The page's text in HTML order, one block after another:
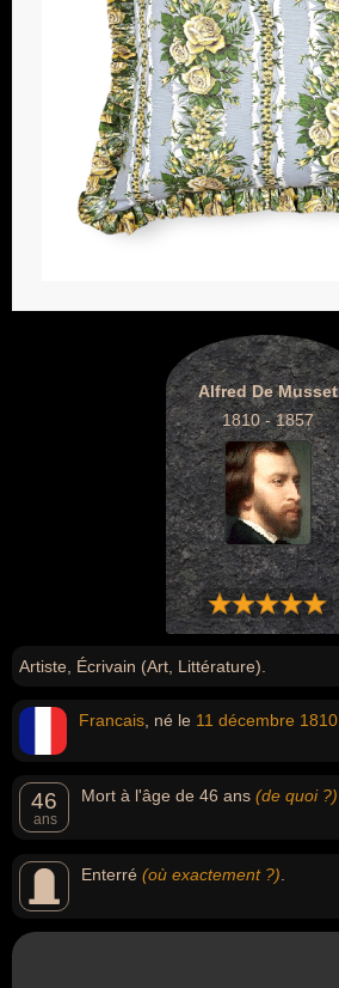
Alfred De Musset
1810 - 1857
Artiste, Écrivain (Art, Littérature).
Francais , né le 11 décembre 1810
46
ans
Mort à l'âge de 46 ans (de quoi ?)
Enterré (où exactement ?)